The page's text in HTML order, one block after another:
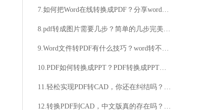
7.如何把Word在线转换成PDF？分享word转pdf操作方法
8.pdf转成图片需要几步？简单的几步完美实现转换
9.Word文件转PDF有什么技巧？word转不了pdf解决方法推荐
10.PDF如何转换成PPT？PDF转换成PPT需注意什么？
11.轻松实现PDF转CAD，你还在纠结吗？想要高效转换PDF为CAD？试试这款软件！
12.转换PDF到CAD，中文版真的存在吗？想要将PDF转换成CAD？中文版可行吗？